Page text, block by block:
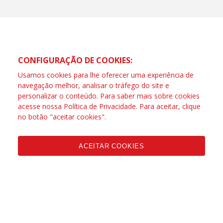
CONFIGURAÇÃO DE COOKIES:
Usamos cookies para lhe oferecer uma experiência de
navegação melhor, analisar o tráfego do site e
personalizar o conteúdo. Para saber mais sobre cookies
acesse nossa Política de Privacidade. Para aceitar, clique
no botão "aceitar cookies".
ACEITAR COOKIES